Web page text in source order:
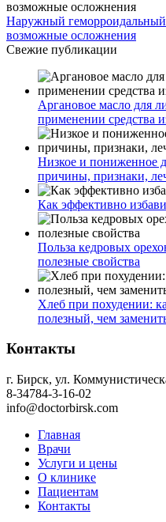
Наружный геморроидальный
возможные осложнения
Свежие публикации
Аргановое масло для
применении средства
Низкое и пониженное
причины, признаки,
Как эффективно
Польза кедровых
полезные свойства
Хлеб при похудении:
полезный, чем
Контакты
г. Бирск, ул.
8-34784-3-16-02
info@doctorbirsk.com
Главная
Врачи
Услуги и цены
О клинике
Пациентам
Контакты